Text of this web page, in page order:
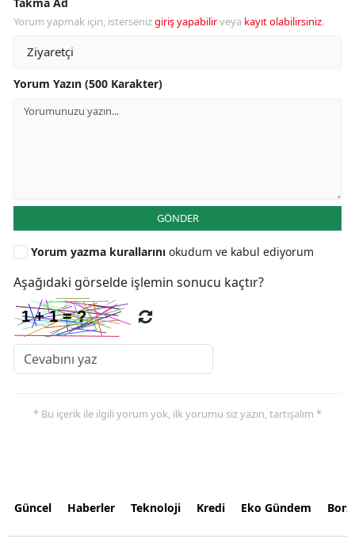
Takma Ad
Yorum yapmak için, istersenizgiriş yapabilirveya kayıt olabilirsiniz.
Yorum Yazın (500 Karakter)
GÖNDER
Yorum yazma kurallarını okudum ve kabul ediyorum
Aşağıdaki görselde işlemin sonucu kaçtır?
* Bu içerik ile ilgili yorum yok, ilk yorumu siz yazın, tartışalım *
Güncel Haberler Teknoloji Kredi Eko Gündem